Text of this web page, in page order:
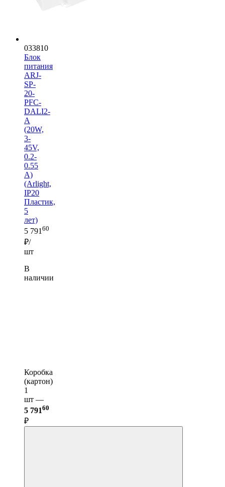
033810
Блок
питания
ARJ-
SP-
20-
PFC-
DALI2-
A
(20W,
3-
45V,
0.2-
0.55
A)
(Arlight,
IP20
Пластик,
5
лет)
5 79160
₽/
шт
В
наличии
Коробка
(картон)
1
шт —
5 79160
₽